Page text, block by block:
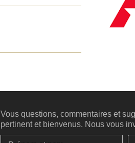
Vous questions, commentaires et
pertinent et bienvenus. Nous vous